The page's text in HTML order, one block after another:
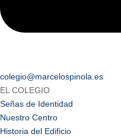
colegio@marcelospinola.es
EL COLEGIO
Señas de Identidad
Nuestro Centro
Historia del Edificio